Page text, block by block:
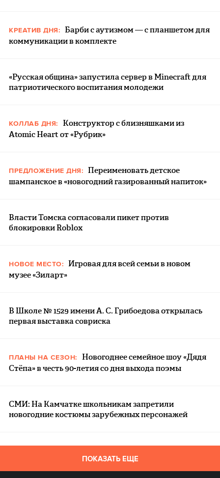
КРЕАТИВ ДНЯ: Барби с аутизмом — с планшетом для
коммуникации в комплекте
«Русская община» запустила сервер в Minecraft для
патриотического воспитания молодежи
КОЛЛАБ ДНЯ:
Конструктор с близняшками из
Atomic Heart от «Рубрик»
ПРЕДЛОЖЕНИЕ ДНЯ: Переименовать детское
шампанское в «новогодний газированный напиток»
Власти Томска согласовали пикет против
блокировки Roblox
НОВОЕ МЕСТО: Игровая для всей семьи в новом
музее «Зиларт»
В Школе № 1529 имени А. С. Грибоедова открылась
первая выставка совриска
ПЛАНЫ НА СЕЗОН:
Новогоднее семейное шоу «Дядя
Стёпа» в честь 90-летия со дня выхода поэмы
СМИ: На Камчатке школьникам запретили
новогодние костюмы зарубежных персонажей
ПОКАЗАТЬ ЕЩЕ